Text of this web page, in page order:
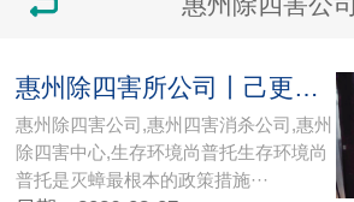
惠州除四害所公司丨己更新惠州{四害消杀服务}惠州除四害中心
惠州除四害公司,惠州四害消杀公司,惠州
除四害中心,生存环境尚普托生存环境尚
普托是灭蟑最根本的政策措施···